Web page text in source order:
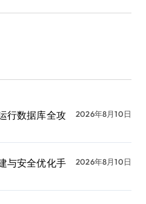
行数据库全攻
2026年8月10日
与安全优化手
2026年8月10日